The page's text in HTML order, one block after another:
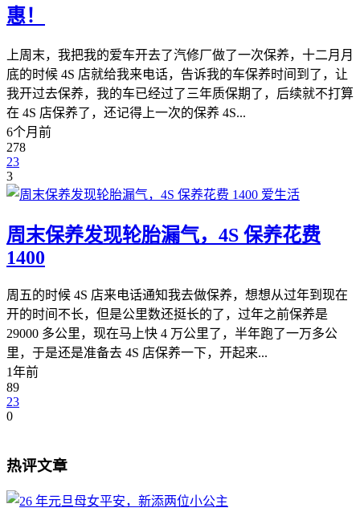
惠！
上周末，我把我的爱车开去了汽修厂做了一次保养，十二月月
底的时候 4S 店就给我来电话，告诉我的车保养时间到了，让
我开过去保养，我的车已经过了三年质保期了，后续就不打算
在 4S 店保养了，还记得上一次的保养 4S...
6个月前
278
23
3
爱生活
周末保养发现轮胎漏气，4S 保养花费
1400
周五的时候 4S 店来电话通知我去做保养，想想从过年到现在
开的时间不长，但是公里数还挺长的了，过年之前保养是
29000 多公里，现在马上快 4 万公里了，半年跑了一万多公
里，于是还是准备去 4S 店保养一下，开起来...
1年前
89
23
0
热评文章